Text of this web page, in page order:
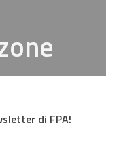
di FPA!